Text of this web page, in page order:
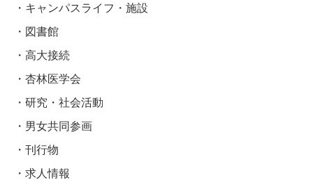
キャンパスライフ・施設
図書館
高大接続
杏林医学会
研究・社会活動
男女共同参画
刊行物
求人情報